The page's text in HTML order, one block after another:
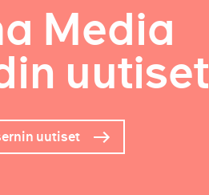
Media
uutiset
uutiset